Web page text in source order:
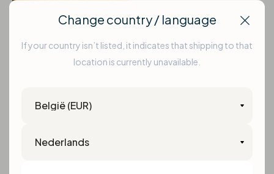
Change country / language
If your country isn’t listed, it indicates that shipping to that
location is currently unavailable.